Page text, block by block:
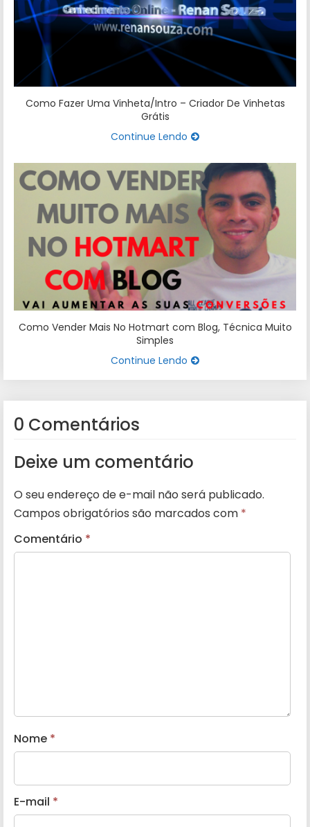
Como Fazer Uma Vinheta/Intro – Criador De Vinhetas
Grátis
Continue Lendo
Como Vender Mais No Hotmart com Blog, Técnica Muito
Simples
Continue Lendo
0 Comentários
Deixe um comentário
O seu endereço de e-mail não será publicado.
Campos obrigatórios são marcados com *
Comentário *
Nome *
E-mail *